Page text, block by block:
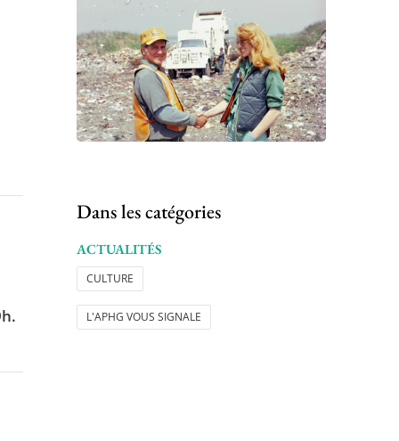
Dans les catégories
ACTUALITÉS
CULTURE
L'APHG VOUS SIGNALE